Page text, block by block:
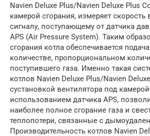
Navien Deluxe Plus/Navien Deluxe Plus
камерой сгорания, измеряет скорость
сигналу, поступающему от датчика
APS (Air Pressure System). Таким
сгорания котла обеспечивается
количестве, пропорциональном
поступившего газа. Именно такая
котлов Navien Deluxe Plus/Navien
сустановкой вентилятора под
использованием датчика APS,
наиболее полное сгорание газа и
теплопотери, связанные с
Производительность котлов Navien